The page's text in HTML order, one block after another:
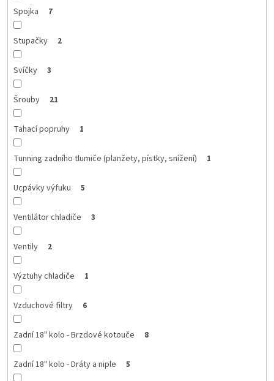
Spojka 7
Stupačky 2
Svíčky 3
Šrouby 21
Tahací popruhy 1
Tunning zadního tlumiče (planžety, pístky, snížení) 1
Ucpávky výfuku 5
Ventilátor chladiče 3
Ventily 2
Výztuhy chladiče 1
Vzduchové filtry 6
Zadní 18" kolo - Brzdové kotouče 8
Zadní 18" kolo - Dráty a niple 5